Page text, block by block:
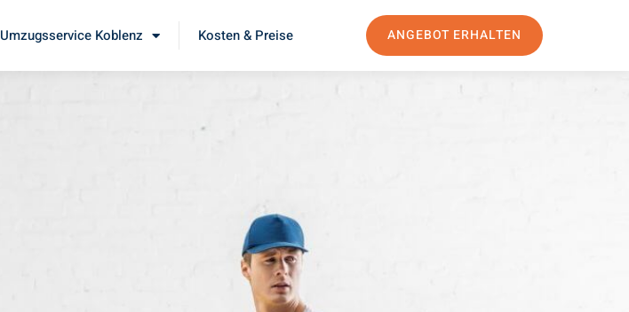
Umzugsservice Koblenz Kosten & Preise ANGEBOT ERHALTEN